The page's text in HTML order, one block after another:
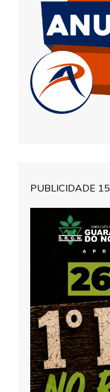
PUBLICIDADE 15